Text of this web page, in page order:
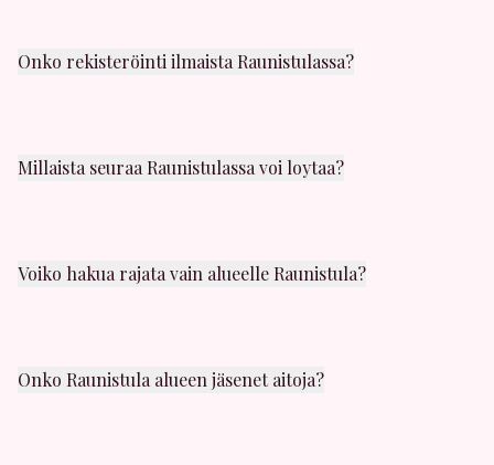
Onko rekisteröinti ilmaista Raunistulassa?
Millaista seuraa Raunistulassa voi loytaa?
Voiko hakua rajata vain alueelle Raunistula?
Onko Raunistula alueen jäsenet aitoja?